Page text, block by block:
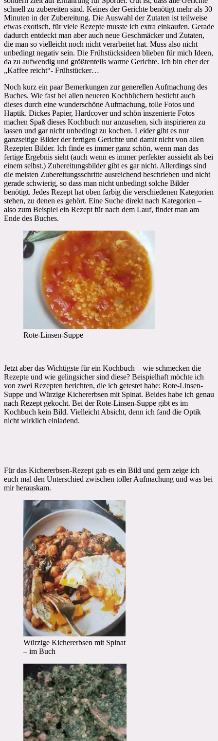
schnell zu zubereiten sind. Keines der Gerichte benötigt mehr als 30
Minuten in der Zubereitung. Die Auswahl der Zutaten ist teilweise
etwas exotisch, für viele Rezepte musste ich extra einkaufen. Gerade
dadurch entdeckt man aber auch neue Geschmäcker und Zutaten,
die man so vielleicht noch nicht verarbeitet hat. Muss also nicht
unbedingt negativ sein. Die Frühstücksideen blieben für mich Ideen,
da zu aufwendig und größtenteils warme Gerichte. Ich bin eher der
„Kaffee reicht“- Frühstücker…
Noch kurz ein paar Bemerkungen zur generellen Aufmachung des
Buches. Wie fast bei allen neueren Kochbüchern besticht auch
dieses durch eine wunderschöne Aufmachung, tolle Fotos und
Haptik. Dickes Papier, Hardcover und schön inszenierte Fotos
machen Spaß dieses Kochbuch nur anzusehen, sich inspirieren zu
lassen und gar nicht unbedingt zu kochen. Leider gibt es nur
ganzseitige Bilder der fertigen Gerichte und damit nicht von allen
Rezepten Bilder. Ich finde es immer ganz schön, wenn man das
fertige Ergebnis sieht (auch wenn es immer perfekter aussieht als bei
einem selbst.) Zubereitungsbilder gibt es gar nicht. Allerdings sind
die meisten Zubereitungsschritte ausreichend beschrieben und nicht
gerade schwierig, so dass man nicht unbedingt solche Bilder
benötigt. Jedes Rezept hat oben farbig die verschiedenen Kategorien
stehen, zu denen es gehört. Eine Suche direkt nach Kategorien –
also zum Beispiel ein Rezept für nach dem Lauf, findet man am
Ende des Buches.
Rote-Linsen-Suppe
Jetzt aber das Wichtigste für ein Kochbuch – wie schmecken die
Rezepte und wie gelingsicher sind diese? Beispielhaft möchte ich
von zwei Rezepten berichten, die ich getestet habe: Rote-Linsen-
Suppe und Würzige Kichererbsen mit Spinat. Beides habe ich genau
nach Rezept gekocht. Bei der Rote-Linsen-Suppe gibt es im
Kochbuch kein Bild. Vielleicht Absicht, denn ich fand die Optik
nicht wirklich einladend.
Für das Kichererbsen-Rezept gab es ein Bild und gern zeige ich
euch mal den Unterschied zwischen toller Aufmachung und was bei
mir herauskam.
Würzige Kichererbsen mit Spinat
– im Buch